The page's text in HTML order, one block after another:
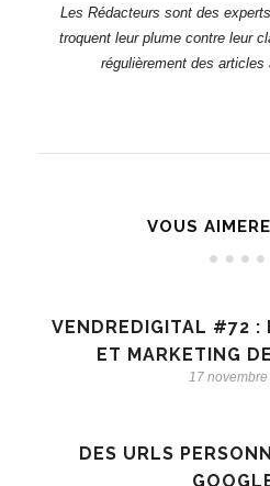
Les Rédacteurs sont des
troquent leur plume contre leur
régulièrement des articles
VOUS
VENDREDIGITAL #72 :
ET MARKETING
17
DES URLS